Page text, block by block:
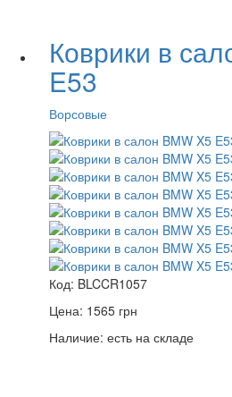
Коврики в
E53
Ворсовые
Код: BLCCR1057
Цена: 1565 грн
Наличие: есть на складе